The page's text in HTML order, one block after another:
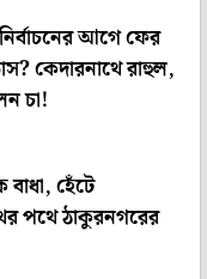
আগে ফের
কেদারনাথে রাহুল,
চা!
হেঁটে
পথে ঠাকুরনগরের